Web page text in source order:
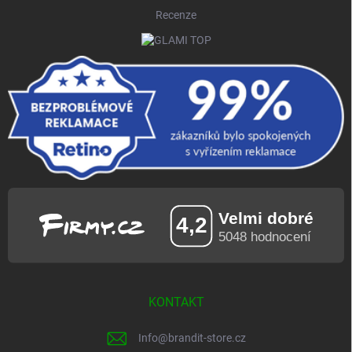
Recenze
KONTAKT
Info@brandit-store.cz